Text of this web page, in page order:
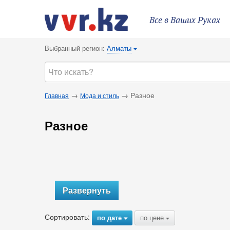
Все в Ваших Руках
Выбранный регион: Алматы {
Главная → Мода и стиль → Разное
Разное
Развернуть
Сортировать: по дате{ по цене {